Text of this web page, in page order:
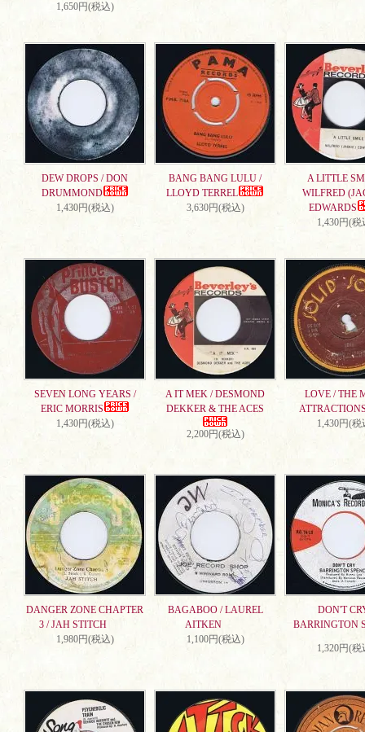
1,650円(税込)
DEW DROPS / DON
DRUMMOND
1,430円(税込)
BANG BANG LULU /
LLOYD TERREL
3,630円(税込)
A LITTLE
WILFRED
EDWARDS
1,430円(税
SEVEN LONG YEARS /
ERIC MORRIS
1,430円(税込)
A IT MEK / DESMOND
DEKKER & THE ACES
2,200円(税込)
LOVE / THE
1,430円(税
DANGER ZONE CHAPTER
3 / JAH STITCH
1,980円(税込)
BAGABOO / LAUREL
AITKEN
1,100円(税込)
DON'T
BARRINGTON
1,320円(税